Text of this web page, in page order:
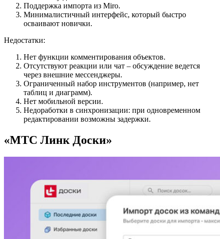
Поддержка импорта из Miro.
Минималистичный интерфейс, который быстро
осваивают новички.
Недостатки:
Нет функции комментирования объектов.
Отсутствуют реакции или чат – обсуждение ведется
через внешние мессенджеры.
Ограниченный набор инструментов (например, нет
таблиц и диаграмм).
Нет мобильной версии.
Недоработки в синхронизации: при одновременном
редактировании возможны задержки.
«МТС Линк Доски»